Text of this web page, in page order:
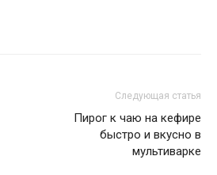
Следующая статья
Пирог к чаю на кефире
быстро и вкусно в
мультиварке